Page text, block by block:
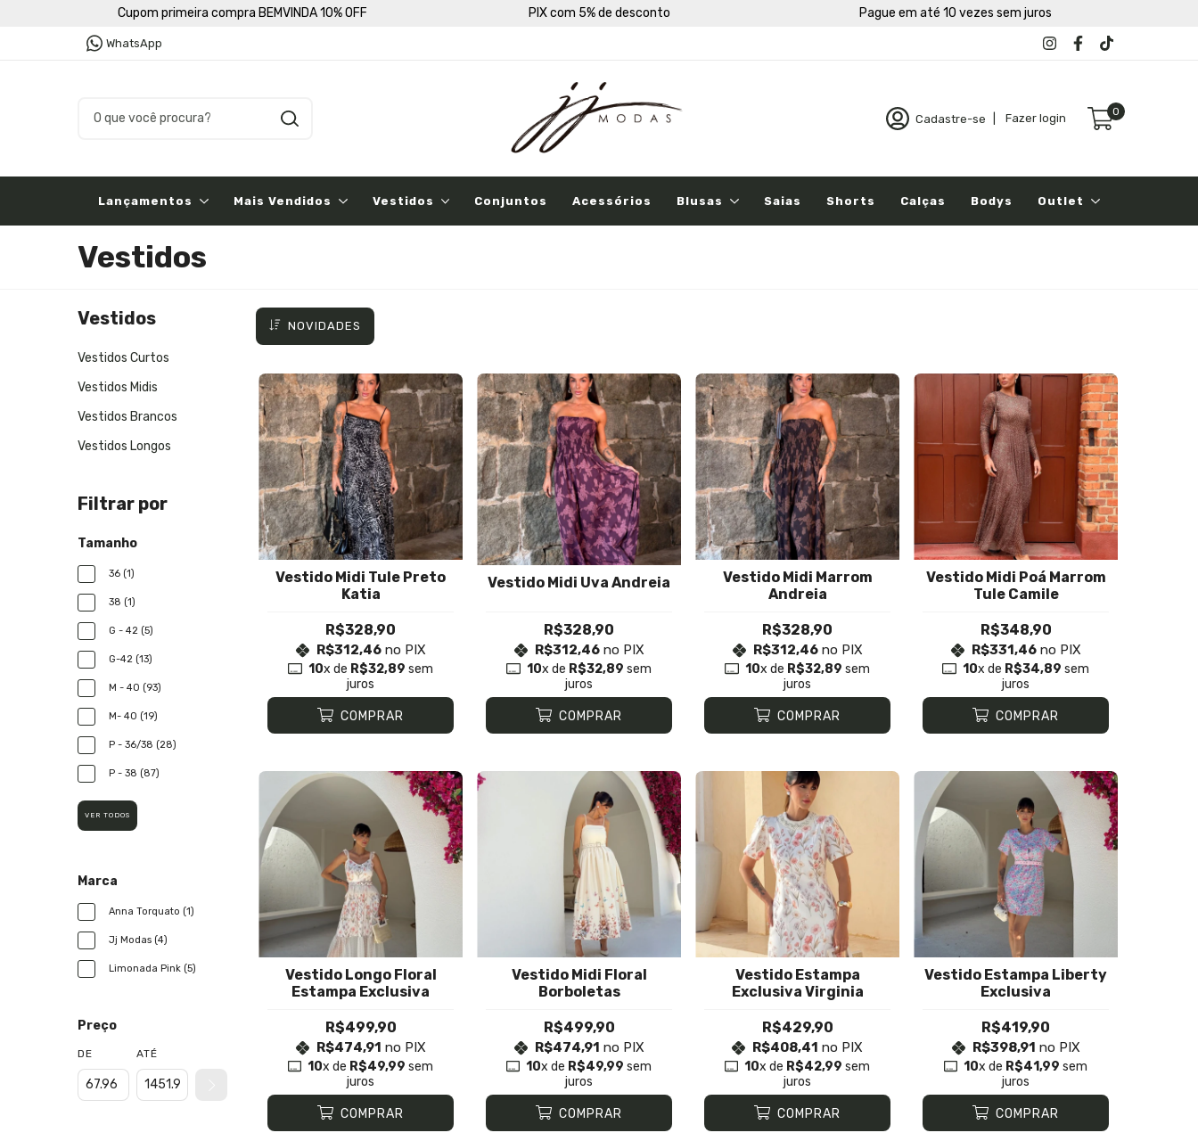
Cupom primeira compra BEMVINDA 10% OFF PIX com 5% de desconto Pague em até 10 vezes sem juros
WhatsApp
Cadastre-se Fazer login
0
Lançamentos Mais Vendidos Vestidos Conjuntos Acessórios Blusas Saias Shorts Calças Bodys Outlet
Vestidos
Vestidos
Vestidos Curtos
Vestidos Midis
Vestidos Brancos
Vestidos Longos
Filtrar por
Tamanho
36 (1)
38 (1)
G - 42 (5)
G-42 (13)
M - 40 (93)
M- 40 (19)
P - 36/38 (28)
P - 38 (87)
VER TODOS
Marca
Anna Torquato (1)
Jj Modas (4)
Limonada Pink (5)
Preço
DE ATÉ
NOVIDADES
Vestido Midi Tule Preto
Katia
R$328,90
R$312,46no PIX
10x de R$32,89 sem
juros
COMPRAR
Vestido Midi Uva Andreia
R$328,90
R$312,46no PIX
10x de R$32,89 sem
juros
COMPRAR
Vestido Midi Marrom
Andreia
R$328,90
R$312,46no PIX
10x de R$32,89 sem
juros
COMPRAR
Vestido Midi Poá Marrom
Tule Camile
R$348,90
R$331,46no PIX
10x de R$34,89 sem
juros
COMPRAR
Vestido Longo Floral
Estampa Exclusiva
R$499,90
R$474,91 no PIX
10x de R$49,99 sem
juros
COMPRAR
Vestido Midi Floral
Borboletas
R$499,90
R$474,91 no PIX
10x de R$49,99 sem
juros
COMPRAR
Vestido Estampa
Exclusiva Virginia
R$429,90
R$408,41 no PIX
10x de R$42,99 sem
juros
COMPRAR
Vestido Estampa Liberty
Exclusiva
R$419,90
R$398,91 no PIX
10x de R$41,99 sem
juros
COMPRAR